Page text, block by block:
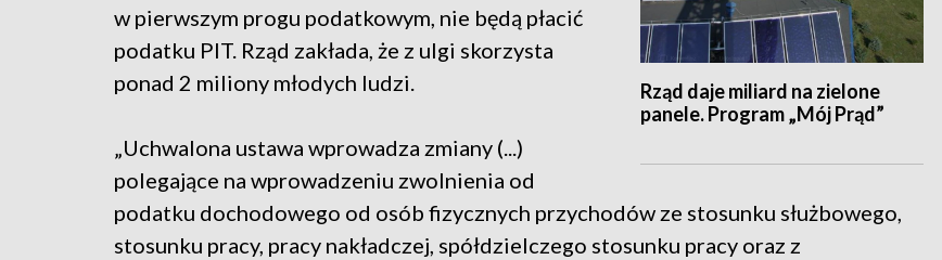
Rząd daje miliard na zielone
panele. Program „Mój Prąd”
w pierwszym progu podatkowym, nie będą płacić
podatku PIT. Rząd zakłada, że z ulgi skorzysta
ponad 2 miliony młodych ludzi.
„Uchwalona ustawa wprowadza zmiany (...)
polegające na wprowadzeniu zwolnienia od
podatku dochodowego od osób fizycznych przychodów ze stosunku służbowego,
stosunku pracy, pracy nakładczej, spółdzielczego stosunku pracy oraz z